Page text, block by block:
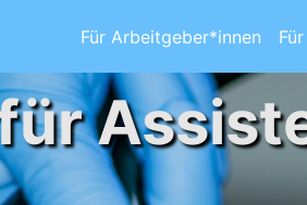
Für Arbeitgeber*innen